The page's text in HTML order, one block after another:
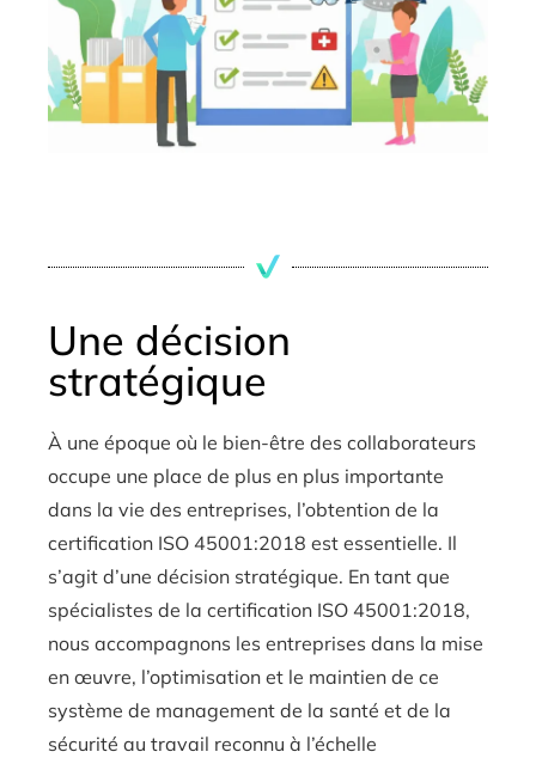
Une décision
stratégique
À une époque où le bien-être des collaborateurs
occupe une place de plus en plus importante
dans la vie des entreprises, l’obtention de la
certification ISO 45001:2018 est essentielle. Il
s’agit d’une décision stratégique. En tant que
spécialistes de la certification ISO 45001:2018,
nous accompagnons les entreprises dans la mise
en œuvre, l’optimisation et le maintien de ce
système de management de la santé et de la
sécurité au travail reconnu à l’échelle